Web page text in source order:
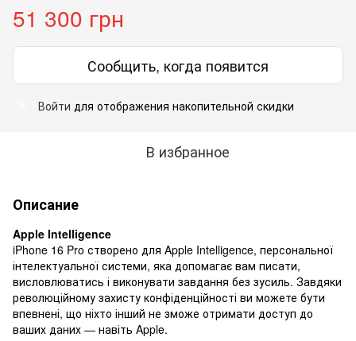
51 300 грн
Сообщить, когда появится
Войти для отображения накопительной скидки
В избранное
Описание
Apple Intelligence
iPhone 16 Pro створено для Apple Intelligence, персональної
інтелектуальної системи, яка допомагає вам писати,
висловлюватись і виконувати завдання без зусиль. Завдяки
революційному захисту конфіденційності ви можете бути
впевнені, що ніхто інший не зможе отримати доступ до
ваших даних — навіть Apple.